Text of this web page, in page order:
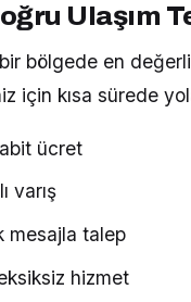
Ulaşım
bölgede en
için kısa sürede
ücret
varış
mesajla talep
hizmet